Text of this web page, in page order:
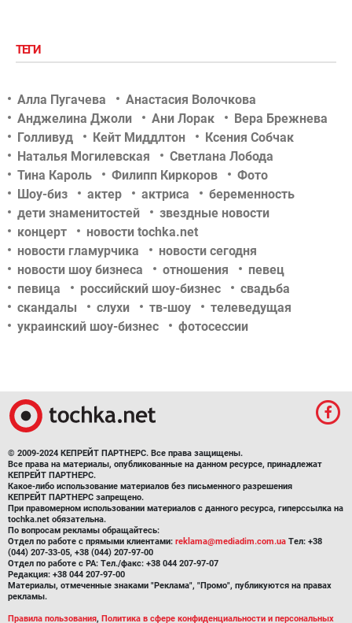
ТЕГИ
Алла Пугачева
Анастасия Волочкова
Анджелина Джоли
Ани Лорак
Вера Брежнева
Голливуд
Кейт Миддлтон
Ксения Собчак
Наталья Могилевская
Светлана Лобода
Тина Кароль
Филипп Киркоров
Фото
Шоу-биз
актер актриса
беременность
дети знаменитостей
звездные новости
концерт
новости tochka.net
новости гламурчика
новости сегодня
новости шоу бизнеса
отношения
певец
певица
российский шоу-бизнес
свадьба
скандалы
слухи тв-шоу
телеведущая
украинский шоу-бизнес
фотосессии
© 2009-2024 КЕПРЕЙТ ПАРТНЕРС. Все права защищены.
Все права на материалы, опубликованные на данном ресурсе, принадлежат
КЕПРЕЙТ ПАРТНЕРС.
Какое-либо использование материалов без письменного разрешения
КЕПРЕЙТ ПАРТНЕРС запрещено.
При правомерном использовании материалов с данного ресурса, гиперссылка на
tochka.net обязательна.
По вопросам рекламы обращайтесь:
Отдел по работе с прямыми клиентами: reklama@mediadim.com.ua Тел: +38
(044) 207-33-05, +38 (044) 207-97-00
Отдел по работе с РА: Тел./факс: +38 044 207-97-07
Редакция: +38 044 207-97-00
Материалы, отмеченные знаками "Реклама", "Промо", публикуются на правах
рекламы.
Правила пользования, Политика в сфере конфиденциальности и персональных